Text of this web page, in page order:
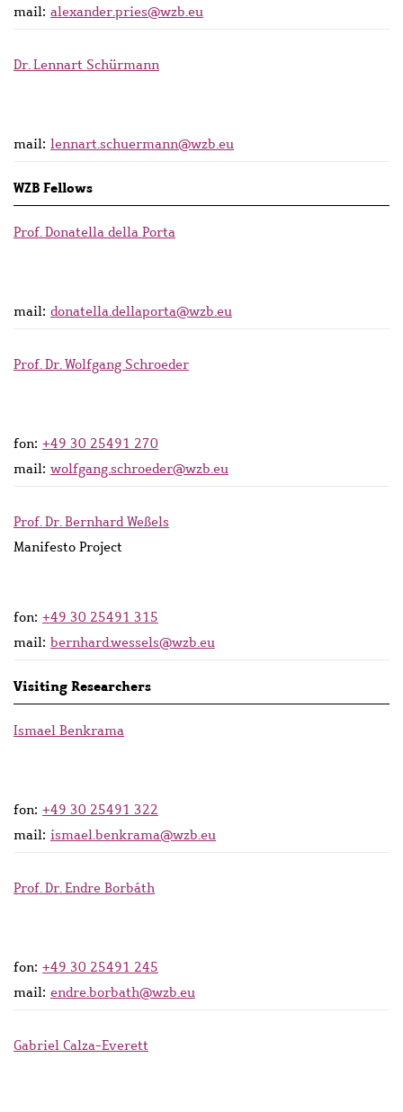
mail: alexander.pries@wzb.eu
Dr. Lennart Schürmann
mail: lennart.schuermann@wzb.eu
WZB Fellows
Prof. Donatella della Porta
mail: donatella.dellaporta@wzb.eu
Prof. Dr. Wolfgang Schroeder
fon: +49 30 25491 270
mail: wolfgang.schroeder@wzb.eu
Prof. Dr. Bernhard Weßels
Manifesto Project
fon: +49 30 25491 315
mail: bernhard.wessels@wzb.eu
Visiting Researchers
Ismael Benkrama
fon: +49 30 25491 322
mail: ismael.benkrama@wzb.eu
Prof. Dr. Endre Borbáth
fon: +49 30 25491 245
mail: endre.borbath@wzb.eu
Gabriel Calza-Everett